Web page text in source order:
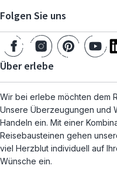
Folgen Sie uns
Über erlebe
Wir bei erlebe möchten dem
Unsere Überzeugungen und
Handeln ein. Mit einer
Reisebausteinen gehen
viel Herzblut individuell auf
Wünsche ein.